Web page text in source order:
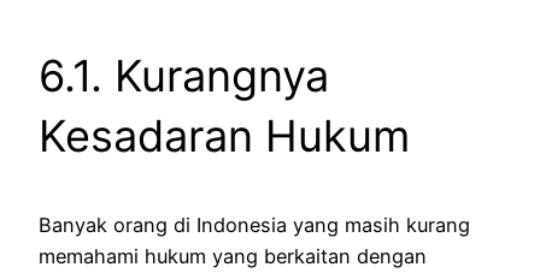
6.1. Kurangnya
Kesadaran Hukum
Banyak orang di Indonesia yang masih kurang
memahami hukum yang berkaitan dengan